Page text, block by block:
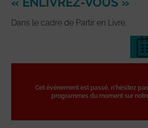
Dans le cadre de Partir en Livre.
Cet événement est passé, n'hésitez
programmes du moment sur